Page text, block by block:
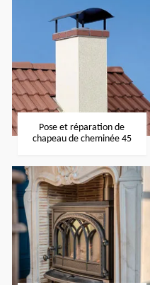
Pose et réparation de
chapeau de cheminée 45